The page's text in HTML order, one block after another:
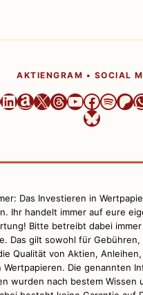
AKTIENGRAM • SOCIAL
LinkedIn
Amazon
X Threads
YouTube
Das Investieren in
Ihr handelt immer auf eure
Bitte betreibt dabei
Das gilt sowohl für Gebühren,
Qualität von Aktien, Anleihen,
Wertpapieren. Die genannten
wurden nach bestem Wissen